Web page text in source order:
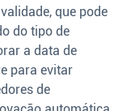
que pode
do tipo de
a data de
para evitar
de